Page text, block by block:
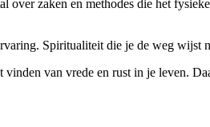
over zaken en methodes die het
Spiritualiteit die je de weg wijst
van vrede en rust in je leven.